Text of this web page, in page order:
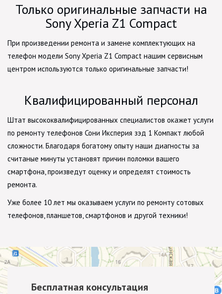
Только оригинальные запчасти на
Sony Xperia Z1 Compact
При произведении ремонта и замене комплектующих на
телефон модели Sony Xperia Z1 Compact нашим сервисным
центром используются только оригинальные запчасти!
Квалифицированный персонал
Штат высококвалифицированных специалистов окажет услуги
по ремонту телефонов Сони Иксперия зэд 1 Компакт любой
сложности. Благодаря богатому опыту наши диагносты за
считаные минуты установят причин поломки вашего
смартфона, произведут оценку и определят стоимость
ремонта.
Уже более 10 лет мы оказываем услуги по ремонту сотовых
телефонов, планшетов, смартфонов и другой техники!
Бесплатная консультация